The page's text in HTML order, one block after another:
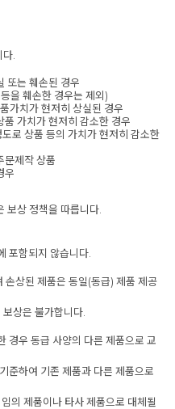
.
또는 훼손된 경우
을 훼손한 경우는 제외)
가치가 현저히 상실된 경우
가치가 현저히 감소한 경우
로 상품 등의 가치가 현저히 감소한
문제작 상품
우
보상 정책을 따릅니다.
포함되지 않습니다.
손상된 제품은 동일(동급) 제품 제공
상은 불가합니다.
경우 동급 사양의 다른 제품으로 교
준하여 기존 제품과 다른 제품으로
의 제품이나 타사 제품으로 대체될